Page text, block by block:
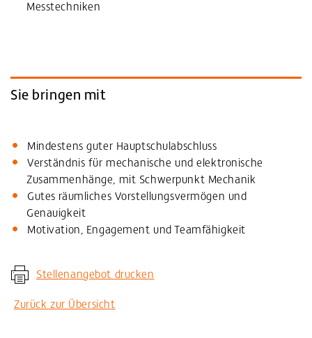
Messtechniken
Sie bringen mit
Mindestens guter Hauptschulabschluss
Verständnis für mechanische und elektronische
Zusammenhänge, mit Schwerpunkt Mechanik
Gutes räumliches Vorstellungsvermögen und
Genauigkeit
Motivation, Engagement und Teamfähigkeit
Stellenangebot drucken
Zurück zur Übersicht